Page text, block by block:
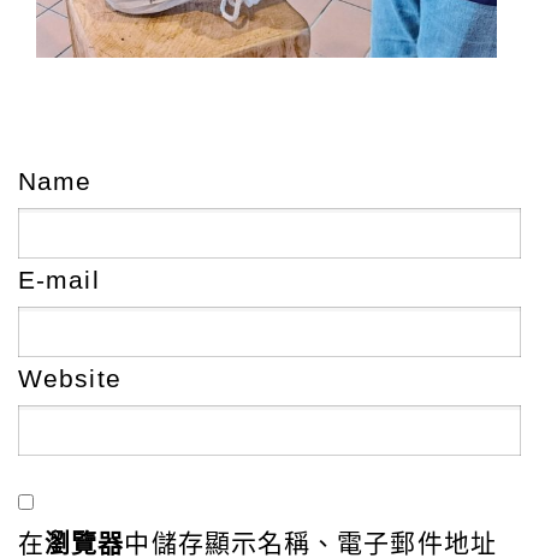
Name
E-mail
Website
在瀏覽器中儲存顯示名稱、電子郵件地址